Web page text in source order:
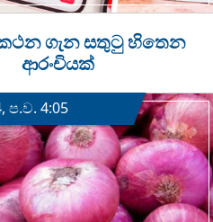
ගැන සතුටු හිතෙන
ආරංචියක්
ප.ව. 4:05